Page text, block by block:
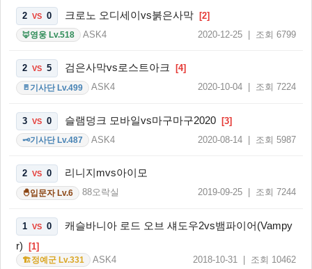
2 VS 0 크로노 오디세이vs붉은사막 [2]
🦊영웅 Lv.518 ASK4 2020-12-25 | 조회 6799
2 VS 5 검은사막vs로스트아크 [4]
🚪기사단 Lv.499 ASK4 2020-10-04 | 조회 7224
3 VS 0 슬램덩크 모바일vs마구마구2020 [3]
🗝️기사단 Lv.487 ASK4 2020-08-14 | 조회 5987
2 VS 0 리니지mvs아이모
🐣입문자 Lv.6 88오락실 2019-09-25 | 조회 7244
1 VS 0
캐슬바니아 로드 오브 섀도우2vs뱀파이어(Vampy
r) [1]
🏗️정예군 Lv.331 ASK4 2018-10-31 | 조회 10462